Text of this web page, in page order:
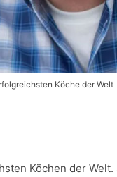
Köche der Welt
Köchen der Welt.